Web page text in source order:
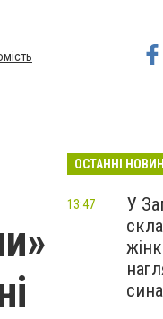
ОСТАННІ
У
сина
13:47